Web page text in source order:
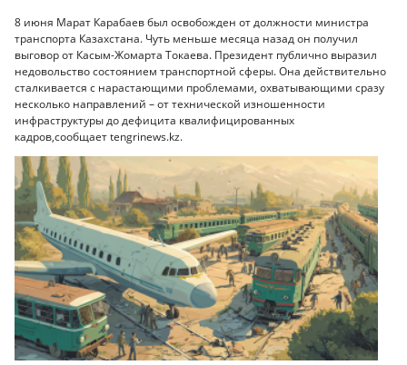
8 июня Марат Карабаев был освобожден от должности министра
транспорта Казахстана. Чуть меньше месяца назад он получил
выговор от Касым-Жомарта Токаева. Президент публично выразил
недовольство состоянием транспортной сферы. Она действительно
сталкивается с нарастающими проблемами, охватывающими сразу
несколько направлений – от технической изношенности
инфраструктуры до дефицита квалифицированных
кадров,сообщает tengrinews.kz.